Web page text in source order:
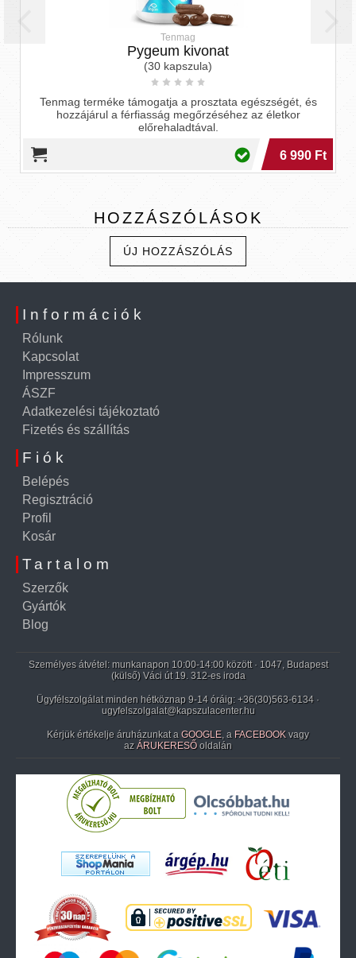
Tenmag
Pygeum kivonat
(30 kapszula)
Tenmag terméke támogatja a prosztata egészségét, és
hozzájárul a férfiasság megőrzéséhez az életkor
előrehaladtával.
6 990 Ft
HOZZÁSZÓLÁSOK
ÚJ HOZZÁSZÓLÁS
Információk
Rólunk
Kapcsolat
Impresszum
ÁSZF
Adatkezelési tájékoztató
Fizetés és szállítás
Fiók
Belépés
Regisztráció
Profil
Kosár
Tartalom
Szerzők
Gyártók
Blog
Személyes átvétel: munkanapon 10:00-14:00 között · 1047, Budapest
(külső) Váci út 19. 312-es iroda
Ügyfélszolgálat minden hétköznap 9-14 óráig: +36(30)563-6134 ·
ugyfelszolgalat@kapszulacenter.hu
Kérjük értékelje áruházunkat a GOOGLE, a FACEBOOK vagy
az ÁRUKERESŐ oldalán